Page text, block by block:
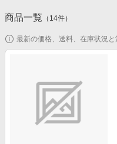
食品・スイーツ・お酒
コスメ・健康・医薬品
家電・PC・スマホ・カメラ
スポーツ・アウトドア・ゴ
初回購入者限定特典
対象ストア新規限定特典
楽天ペイ導入ストア
楽天サービス特集
商品一覧 （ 14件）
最新の価格、送料、在庫状況